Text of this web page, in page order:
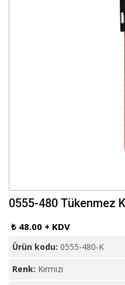
0555-480 Tükenmez
₺ 48.00 + KDV
Ürün kodu: 0555-480-K
Renk: Kırmızı